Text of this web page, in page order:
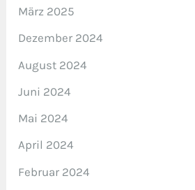
März 2025
Dezember 2024
August 2024
Juni 2024
Mai 2024
April 2024
Februar 2024